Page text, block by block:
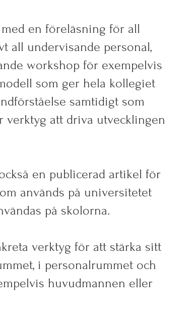
en föreläsning för all
all undervisande personal,
workshop för exempelvis
som ger hela kollegiet
samtidigt som
verktyg att driva utvecklingen
en publicerad artikel för
används på universitetet
på skolorna.
verktyg för att stärka sitt
i personalrummet och
huvudmannen eller